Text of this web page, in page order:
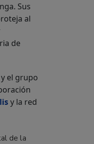
Sus
al
de
el grupo
y la red
de la